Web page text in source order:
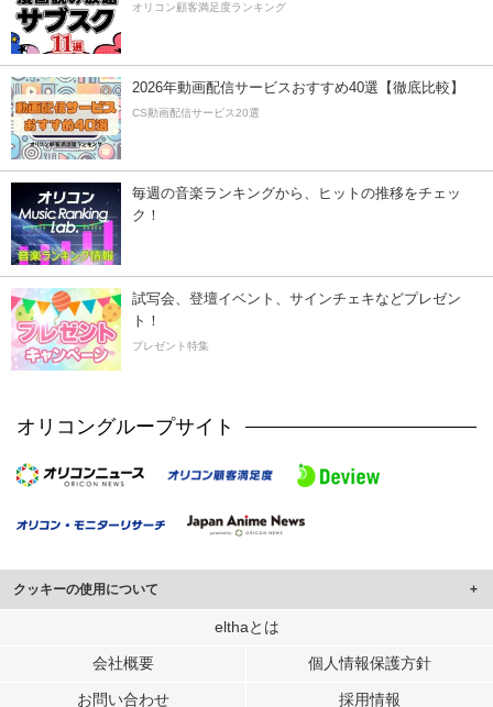
オリコン顧客満足度ランキング
2026年動画配信サービスおすすめ40選【徹底比較】
CS動画配信サービス20選
毎週の音楽ランキングから、ヒットの推移をチェッ
ク！
試写会、登壇イベント、サインチェキなどプレゼン
ト！
プレゼント特集
オリコングループサイト
クッキーの使用について
このサイトでは Cookie を使用して、ユーザーに合わせたコンテンツや広告の
行っています。
メディアや広告配信、データ解析の各パートナーに提供しています。
elthaとは
会社概要 個人情報保護方針
お問い合わせ 採用情報